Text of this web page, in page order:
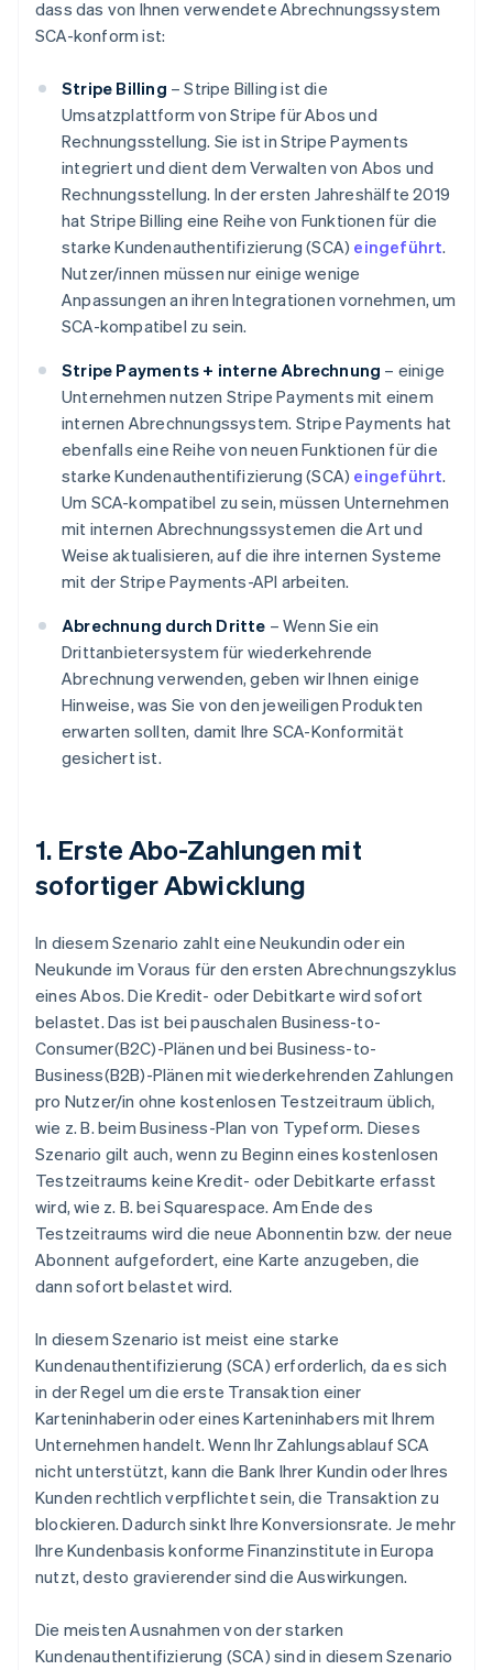
dass das von Ihnen verwendete Abrechnungssystem
SCA-konform ist:
Stripe Billing – Stripe Billing ist die
Umsatzplattform von Stripe für Abos und
Rechnungsstellung. Sie ist in Stripe Payments
integriert und dient dem Verwalten von Abos und
Rechnungsstellung. In der ersten Jahreshälfte 2019
hat Stripe Billing eine Reihe von Funktionen für die
starke Kundenauthentifizierung (SCA) eingeführt.
Nutzer/innen müssen nur einige wenige
Anpassungen an ihren Integrationen vornehmen, um
SCA-kompatibel zu sein.
Stripe Payments + interne Abrechnung – einige
Unternehmen nutzen Stripe Payments mit einem
internen Abrechnungssystem. Stripe Payments hat
ebenfalls eine Reihe von neuen Funktionen für die
starke Kundenauthentifizierung (SCA) eingeführt.
Um SCA-kompatibel zu sein, müssen Unternehmen
mit internen Abrechnungssystemen die Art und
Weise aktualisieren, auf die ihre internen Systeme
mit der Stripe Payments-API arbeiten.
Abrechnung durch Dritte – Wenn Sie ein
Drittanbietersystem für wiederkehrende
Abrechnung verwenden, geben wir Ihnen einige
Hinweise, was Sie von den jeweiligen Produkten
erwarten sollten, damit Ihre SCA-Konformität
gesichert ist.
1. Erste Abo-Zahlungen mit
sofortiger Abwicklung
In diesem Szenario zahlt eine Neukundin oder ein
Neukunde im Voraus für den ersten Abrechnungszyklus
eines Abos. Die Kredit- oder Debitkarte wird sofort
belastet. Das ist bei pauschalen Business-to-
Consumer(B2C)-Plänen und bei Business-to-
Business(B2B)-Plänen mit wiederkehrenden Zahlungen
pro Nutzer/in ohne kostenlosen Testzeitraum üblich,
wie z. B. beim Business-Plan von Typeform. Dieses
Szenario gilt auch, wenn zu Beginn eines kostenlosen
Testzeitraums keine Kredit- oder Debitkarte erfasst
wird, wie z. B. bei Squarespace. Am Ende des
Testzeitraums wird die neue Abonnentin bzw. der neue
Abonnent aufgefordert, eine Karte anzugeben, die
dann sofort belastet wird.
In diesem Szenario ist meist eine starke
Kundenauthentifizierung (SCA) erforderlich, da es sich
in der Regel um die erste Transaktion einer
Karteninhaberin oder eines Karteninhabers mit Ihrem
Unternehmen handelt. Wenn Ihr Zahlungsablauf SCA
nicht unterstützt, kann die Bank Ihrer Kundin oder Ihres
Kunden rechtlich verpflichtet sein, die Transaktion zu
blockieren. Dadurch sinkt Ihre Konversionsrate. Je mehr
Ihre Kundenbasis konforme Finanzinstitute in Europa
nutzt, desto gravierender sind die Auswirkungen.
Die meisten Ausnahmen von der starken
Kundenauthentifizierung (SCA) sind in diesem Szenario